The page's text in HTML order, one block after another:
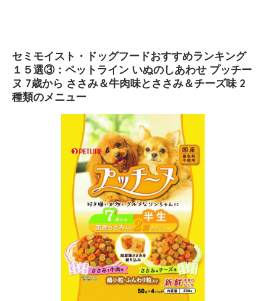
セミモイスト・ドッグフードおすすめランキング
１５選③：ペットライン いぬのしあわせ プッチー
ヌ 7歳から ささみ＆牛肉味とささみ＆チーズ味 2
種類のメニュー